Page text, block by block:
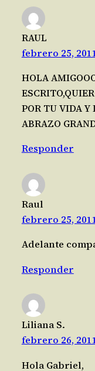
RAUL
febrero 25,
HOLA
POR TU VIDA
ABRAZO
Responder
Raul
febrero 25,
Adelante
Responder
Liliana S.
febrero 26,
Hola Gabriel,